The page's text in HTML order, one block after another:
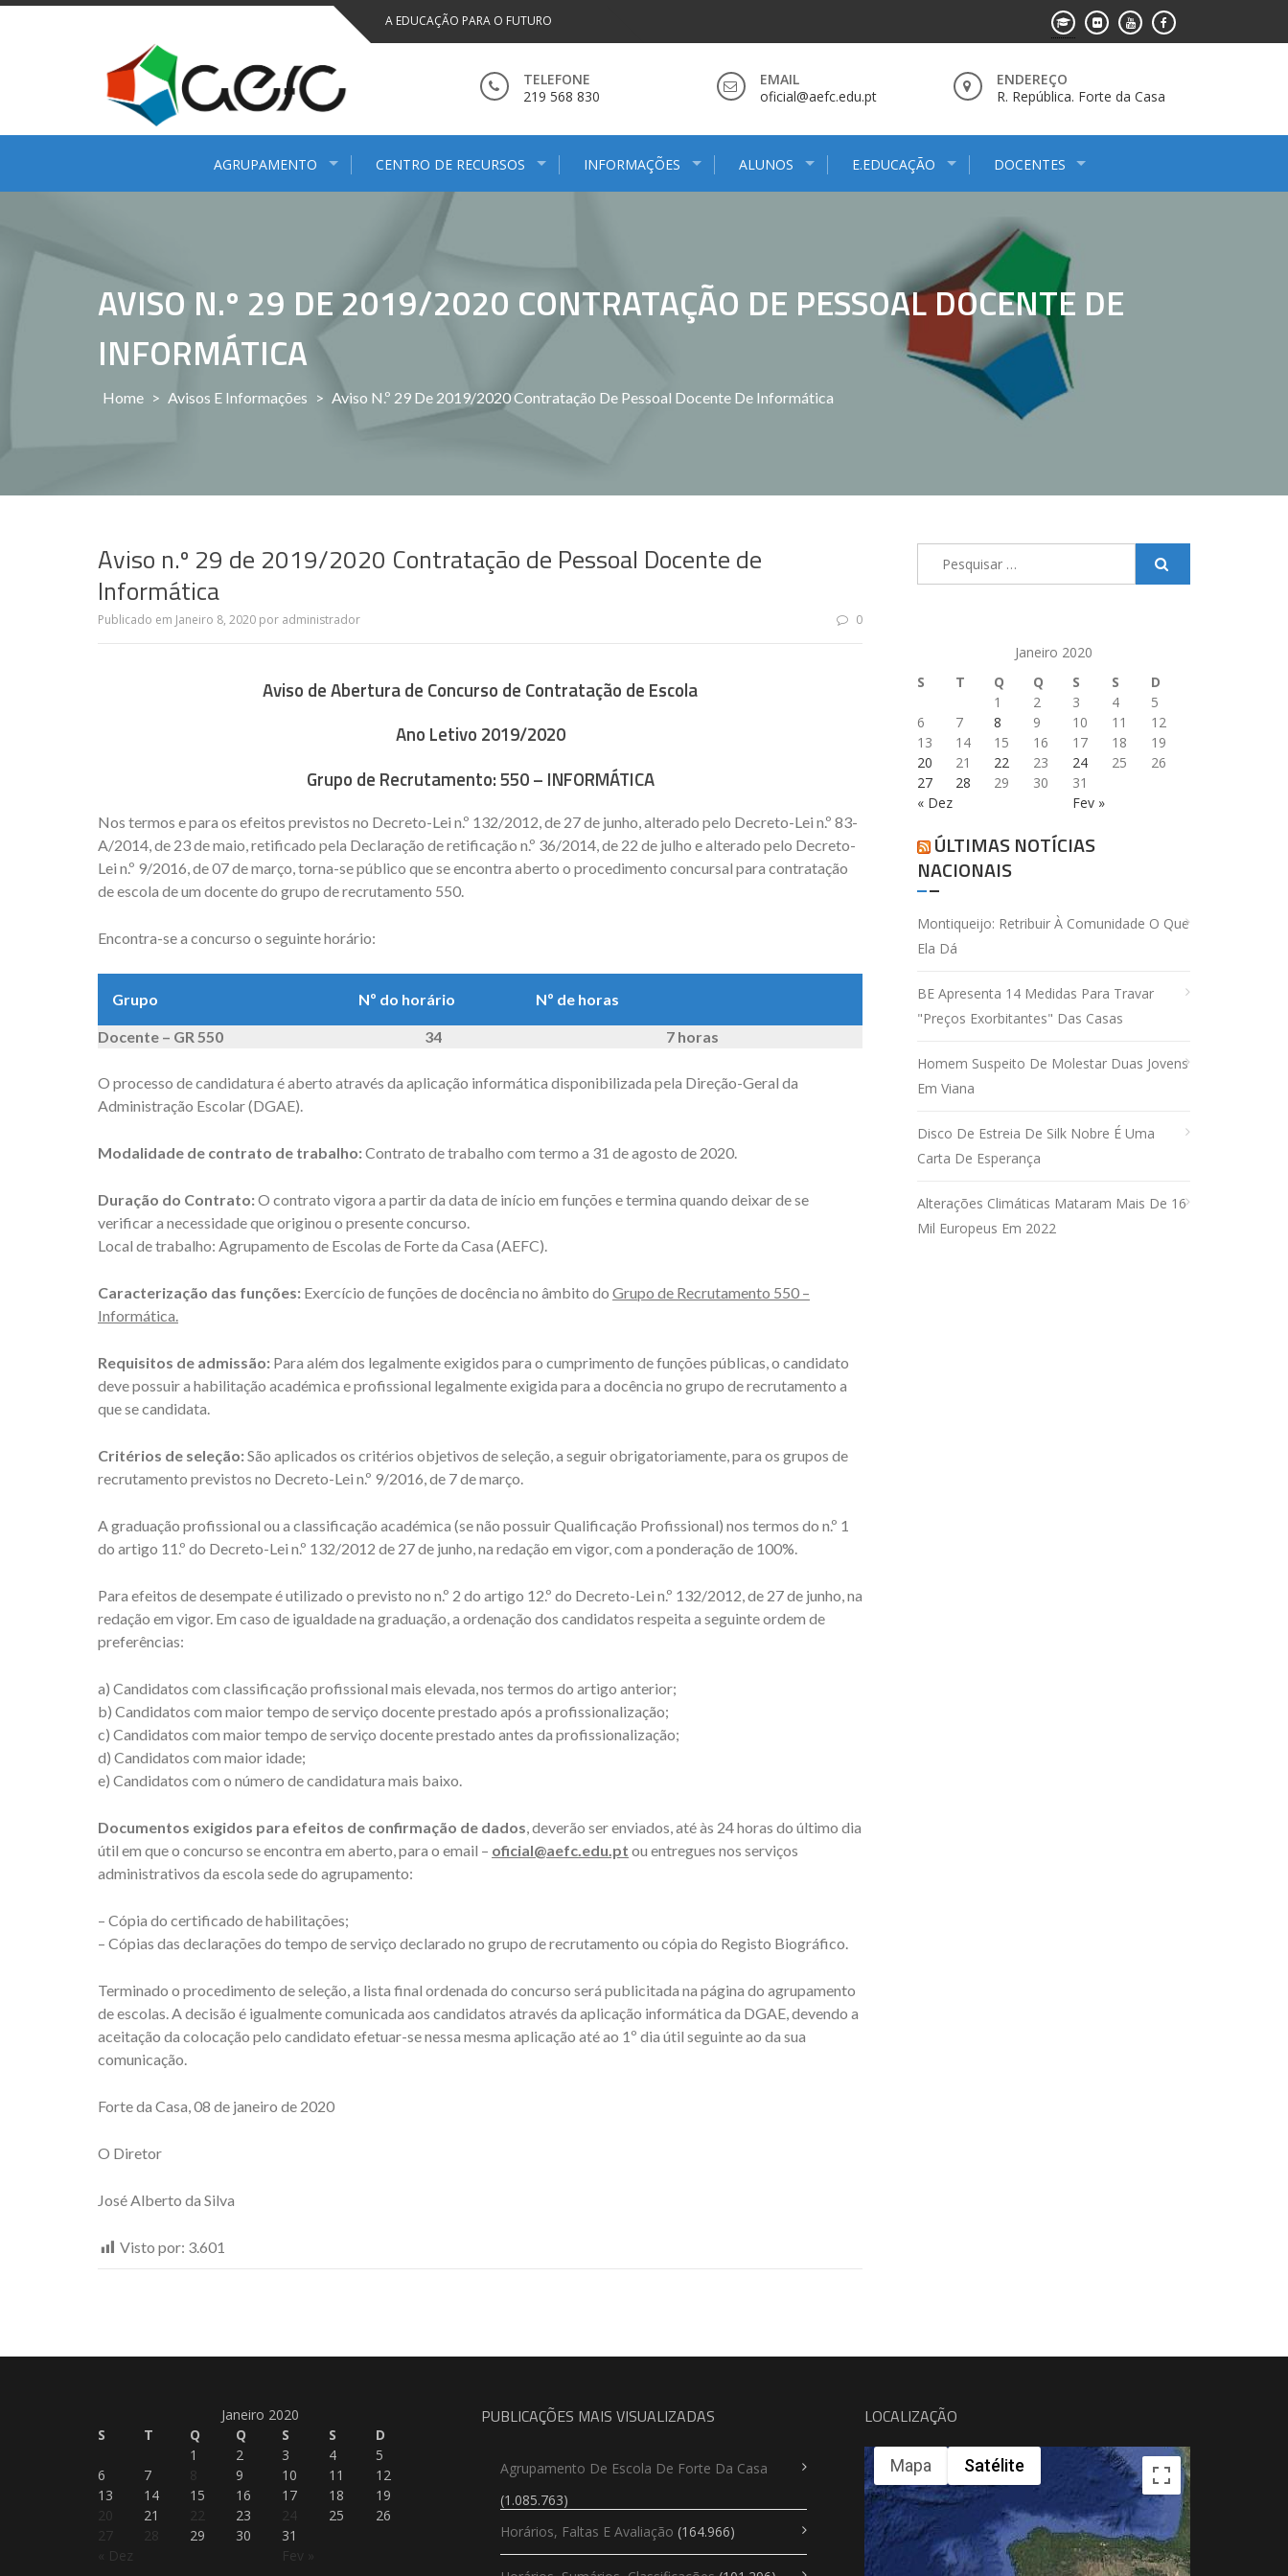
Saltar
A EDUCAÇÃO PARA O FUTURO
TELEFONE
219 568 830
EMAIL
oficial@aefc.edu.pt
ENDEREÇO
R. República. Forte da Casa
AGRUPAMENTO CENTRO DE RECURSOS INFORMAÇÕES ALUNOS E.EDUCAÇÃO DOCENTES
AVISO N.º 29 DE 2019/2020 CONTRATAÇÃO DE PESSOAL DOCENTE DE
INFORMÁTICA
Home > Avisos E Informações > Aviso N.º 29 De 2019/2020 Contratação De Pessoal Docente De Informática
Aviso n.º 29 de 2019/2020 Contratação de Pessoal Docente de
Informática
Publicado em Janeiro 8, 2020 por administrador 0
Aviso de Abertura de Concurso de Contratação de Escola
Ano Letivo 2019/2020
Grupo de Recrutamento:550 – INFORMÁTICA
Nos termos e para os efeitos previstos no Decreto-Lei n.º 132/2012, de 27 de junho, alterado pelo Decreto-Lei n.º 83-
A/2014, de 23 de maio, retificado pela Declaração de retificação n.º 36/2014, de 22 de julho e alterado pelo Decreto-
Lei n.º 9/2016, de 07 de março, torna-se público que se encontra aberto o procedimento concursal para contratação
de escola de um docente do grupo de recrutamento 550.
Encontra-se a concurso o seguinte horário:
Grupo Nº do horário Nº de horas
Docente – GR 550 34 7 horas
O processo de candidatura é aberto através da aplicação informática disponibilizada pela Direção-Geral da
Administração Escolar (DGAE).
Modalidade de contrato de trabalho:Contrato de trabalho com termo a 31 de agosto de 2020.
Duração do Contrato:O contrato vigora a partir da data de início em funções e termina quando deixar de se
verificar a necessidade que originou o presente concurso.
Local de trabalho: Agrupamento de Escolas de Forte da Casa (AEFC).
Caracterização das funções: Exercício de funções de docência no âmbito do Grupo de Recrutamento 550 –
Informática.
Requisitos de admissão: Para além dos legalmente exigidos para o cumprimento de funções públicas, o candidato
deve possuir a habilitação académica e profissional legalmente exigida para a docência no grupo de recrutamento a
que se candidata.
Critérios de seleção:São aplicados os critérios objetivos de seleção, a seguir obrigatoriamente, para os grupos de
recrutamento previstos no Decreto-Lei n.º 9/2016, de 7 de março.
A graduação profissional ou a classificação académica (se não possuir Qualificação Profissional) nos termos do n.º 1
do artigo 11.º do Decreto-Lei n.º 132/2012 de 27 de junho, na redação em vigor, com a ponderação de 100%.
Para efeitos de desempate é utilizado o previsto no n.º 2 do artigo 12.º do Decreto-Lei n.º 132/2012, de 27 de junho, na
redação em vigor. Em caso de igualdade na graduação, a ordenação dos candidatos respeita a seguinte ordem de
preferências:
a) Candidatos com classificação profissional mais elevada, nos termos do artigo anterior;
b) Candidatos com maior tempo de serviço docente prestado após a profissionalização;
c) Candidatos com maior tempo de serviço docente prestado antes da profissionalização;
d) Candidatos com maior idade;
e) Candidatos com o número de candidatura mais baixo.
Documentos exigidos para efeitos de confirmação de dados, deverão ser enviados, até às 24 horas do último dia
útil em que o concurso se encontra em aberto, para o email – oficial@aefc.edu.pt ou entregues nos serviços
administrativos da escola sede do agrupamento:
– Cópia do certificado de habilitações;
– Cópias das declarações do tempo de serviço declarado no grupo de recrutamento ou cópia do Registo Biográfico.
Terminado o procedimento de seleção, a lista final ordenada do concurso será publicitada na página do agrupamento
de escolas. A decisão é igualmente comunicada aos candidatos através da aplicação informática da DGAE, devendo a
aceitação da colocação pelo candidato efetuar-se nessa mesma aplicação até ao 1º dia útil seguinte ao da sua
comunicação.
Forte da Casa, 08 de janeiro de 2020
O Diretor
José Alberto da Silva
Visto por: 3.601
Janeiro 2020
S
T Q Q S S D
« Dez Fev »
1 2 3 4
5
6
7 8 9 10 11
12
13
14 15 16 17 18
19
20
21 22 23 24 25
26
27
28 29 30 31
ÚLTIMAS NOTÍCIAS
NACIONAIS
Montiqueijo: Retribuir À Comunidade O Que
Ela Dá
BE Apresenta 14 Medidas Para Travar
"preços Exorbitantes" Das Casas
Homem Suspeito De Molestar Duas Jovens
Em Viana
Disco De Estreia De Silk Nobre É Uma
Carta De Esperança
Alterações Climáticas Mataram Mais De 16
Mil Europeus Em 2022
Janeiro 2020
S
T Q Q S S D
« Dez Fev »
1 2 3 4
5
6
7 8 9 10 11
12
13
14 15 16 17 18
19
20
21 22 23 24 25
26
27
28 29 30 31
PUBLICAÇÕES MAIS VISUALIZADAS
Agrupamento De Escola De Forte Da Casa
(1.085.763)
Horários, Faltas E Avaliação (164.966)
LOCALIZAÇÃO
Mapa Satélite